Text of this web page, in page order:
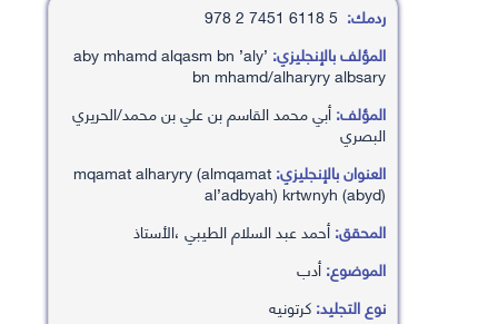
ردمك:
المؤلف بالإنجليزي: ’aby mhamd alqasm bn ’aly
bn mhamd/alharyry albsary
المؤلف:أبي محمد القاسم بن علي بن محمد/الحريري
البصري
العنوان بالإنجليزي:mqamat alharyry (almqamat
al’adbyah) krtwnyh (abyd)
المحقق:أحمد عبد السلام الطيبي ،الأستاذ
الموضوع:أدب
نوع التجليد:كرتونيه